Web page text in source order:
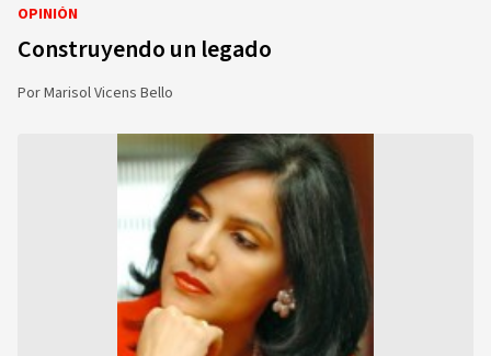
OPINIÓN
Construyendo un legado
PorMarisol Vicens Bello